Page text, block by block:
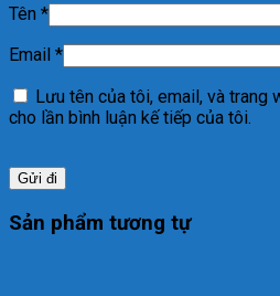
Tên *
Email *
Lưu tên của tôi, email, và trang
cho lần bình luận kế tiếp của tôi.
Sản phẩm tương tự